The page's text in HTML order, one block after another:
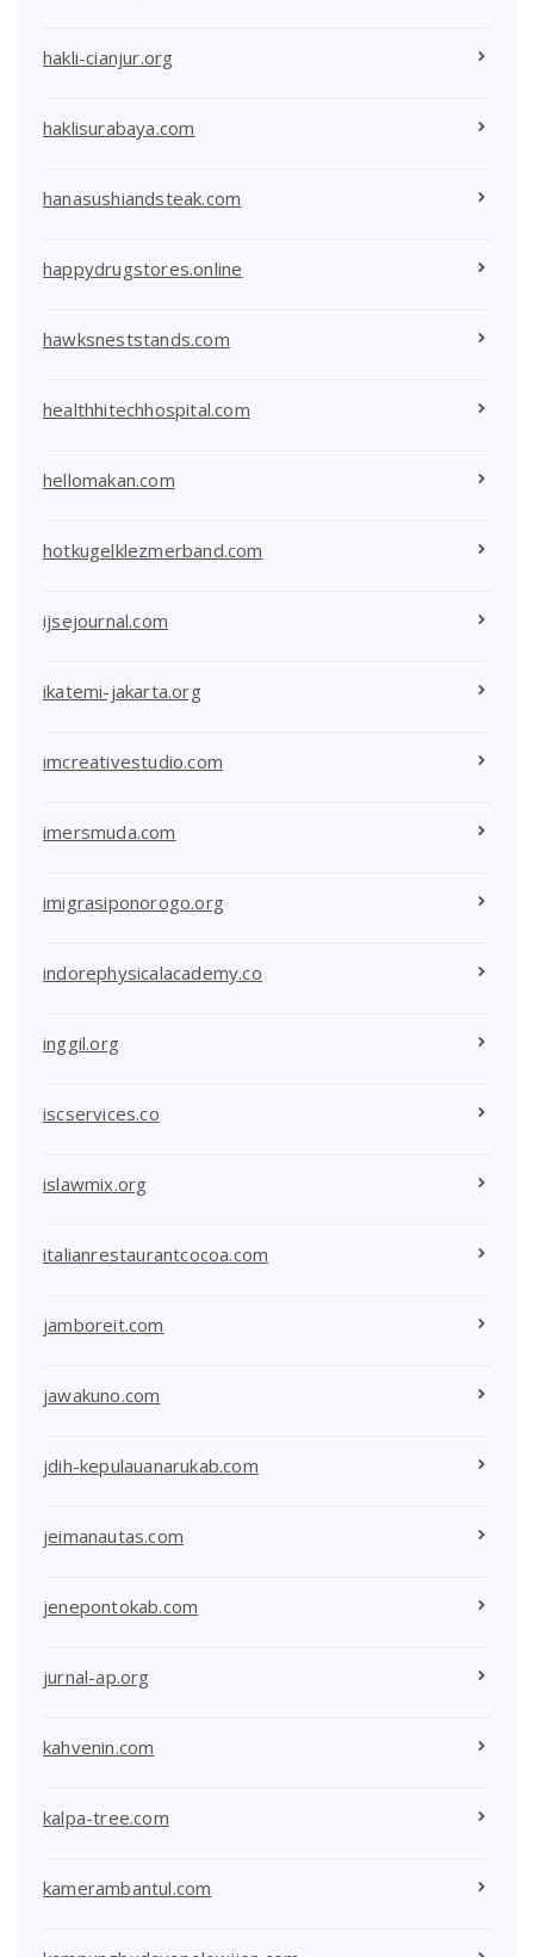
hakli-cianjur.org
haklisurabaya.com
hanasushiandsteak.com
happydrugstores.online
hawksneststands.com
healthhitechhospital.com
hellomakan.com
hotkugelklezmerband.com
ijsejournal.com
ikatemi-jakarta.org
imcreativestudio.com
imersmuda.com
imigrasiponorogo.org
indorephysicalacademy.co
inggil.org
iscservices.co
islawmix.org
italianrestaurantcocoa.com
jamboreit.com
jawakuno.com
jdih-kepulauanarukab.com
jeimanautas.com
jenepontokab.com
jurnal-ap.org
kahvenin.com
kalpa-tree.com
kamerambantul.com